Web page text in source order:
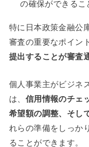
の確保ができるこ
特に日本政策金融公
審査の重要なポイン
提出することが審査
個人事業主がビジネ
は、 信用情報のチェ
希望額の調整、そし
れらの準備をしっか
ることができます。